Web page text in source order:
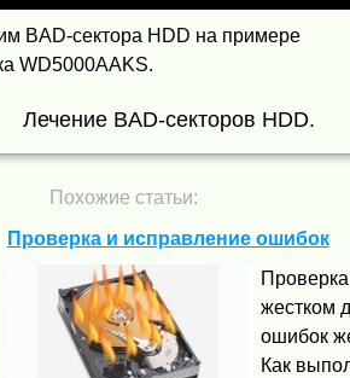
BAD-сектора HDD на примере
WD5000AAKS.
Лечение BAD-секторов HDD.
Похожие статьи:
Проверка и исправление ошибок
жестком
ошибок
Как